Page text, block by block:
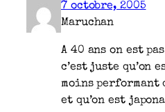
7 octobre, 2005
Maruchan
A 40 ans on est
c’est juste qu’on
moins performant
et qu’on est